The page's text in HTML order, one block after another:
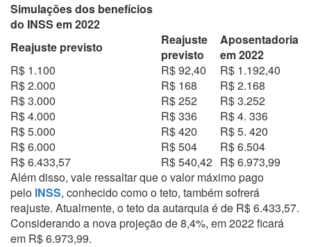
Simulações dos benefícios
do INSS em 2022
Reajuste previsto
Reajuste
previsto
Aposentadoria
em 2022
R$ 1.100
R$ 92,40
R$ 1.192,40
R$ 2.000
R$ 168
R$ 2.168
R$ 3.000
R$ 252
R$ 3.252
R$ 4.000
R$ 336
R$ 4. 336
R$ 5.000
R$ 420
R$ 5. 420
R$ 6.000
R$ 504
R$ 6.504
R$ 6.433,57
R$ 540,42 R$ 6.973,99
Além disso, vale ressaltar que o valor máximo pago
pelo INSS, conhecido como o teto, também sofrerá
reajuste. Atualmente, o teto da autarquia é de R$ 6.433,57.
Considerando a nova projeção de 8,4%, em 2022 ficará
em R$ 6.973,99.